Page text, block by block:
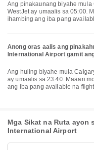
Ang pinakaunang biyahe mula Calgary International Airport gamit ang
WestJet ay umaalis sa 05:00.
ihambing ang iba pang
Anong oras aalis ang
International Airport gamit
Ang huling biyahe mula Calgary International Airport gamit ang Air Canada
ay umaalis sa 23:40. Maaari
ang iba pang available na
Mga Sikat na Ruta ayon
International Airport